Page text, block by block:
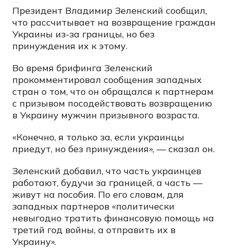
Президент Владимир Зеленский сообщил,
что рассчитывает на возвращение граждан
Украины из-за границы, но без
принуждения их к этому.
Во время брифинга Зеленский
прокомментировал сообщения западных
стран о том, что он обращался к партнерам
с призывом посодействовать возвращению
в Украину мужчин призывного возраста.
«Конечно, я только за, если украинцы
приедут, но без принуждения», — сказал он.
Зеленский добавил, что часть украинцев
работают, будучи за границей, а часть —
живут на пособия. По его словам, для
западных партнеров «политически
невыгодно тратить финансовую помощь на
третий год войны, а отправить их в
Украину».